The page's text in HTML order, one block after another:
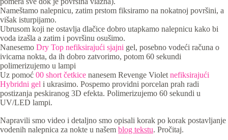
Nameštamo nalepnicu, zatim prstom fiksiramo na nokatnoj površini, a
višak isturpijamo.
Ubrusom koji ne ostavlja dlačice dobro utapkamo nalepnicu kako bi
voda izašla a zatim i površinu osušimo.
Nanesemo Dry Top nefiksirajući sjajni gel, posebno vodeći računa o
ivicama nokta, da ih dobro zatvorimo, potom 60 sekundi
polimerizujemo u lampi
Uz pomoć 00 short četkice nanesem Revenge Violet nefiksirajući
Hybridni gel i ukrasimo. Pospemo providni porcelan prah radi
postizanja peskiranog 3D efekta. Polimerizujemo 60 sekundi u
UV/LED lampi.
Napravili smo video i detaljno smo opisali korak po korak postavljanje
vodenih nalepnica za nokte u našem blog tekstu. Pročitaj.